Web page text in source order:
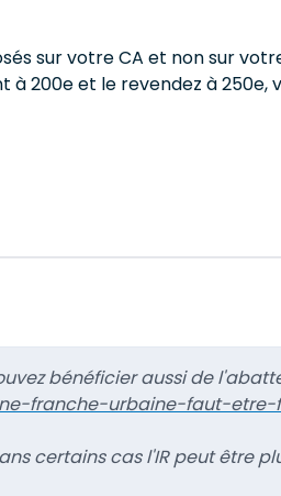
sur votre CA et non sur
200e et le revendez à 250e,
bénéficier aussi de
franche-urbaine-faut-
certains cas l'IR peut être